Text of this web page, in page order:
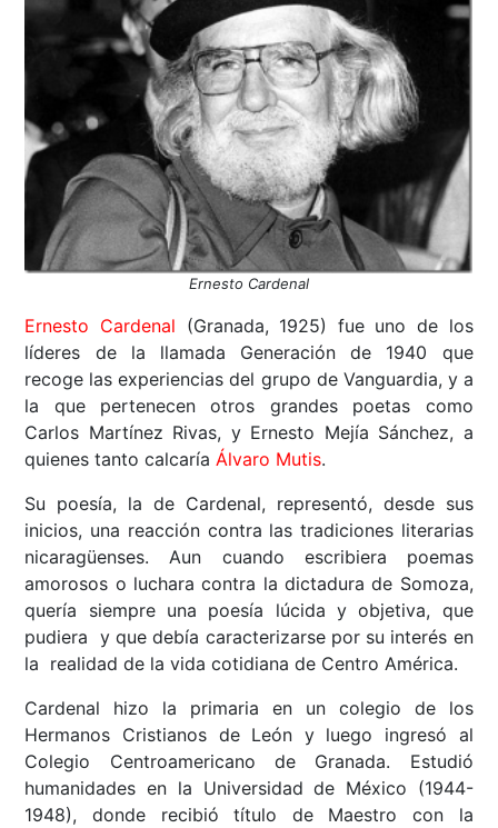
Ernesto Cardenal
Ernesto Cardenal (Granada, 1925) fue uno de los
líderes de la llamada Generación de 1940 que
recoge las experiencias del grupo de Vanguardia, y a
la que pertenecen otros grandes poetas como
Carlos Martínez Rivas, y Ernesto Mejía Sánchez, a
quienes tanto calcaríaÁlvaro Mutis.
Su poesía, la de Cardenal, representó, desde sus
inicios, una reacción contra las tradiciones literarias
nicaragüenses. Aun cuando escribiera poemas
amorosos o luchara contra la dictadura de Somoza,
quería siempre una poesía lúcida y objetiva, que
pudiera y que debía caracterizarse por su interés en
la realidad de la vida cotidiana de Centro América.
Cardenal hizo la primaria en un colegio de los
Hermanos Cristianos de León y luego ingresó al
Colegio Centroamericano de Granada. Estudió
humanidades en la Universidad de México (1944-
1948), donde recibió título de Maestro con la